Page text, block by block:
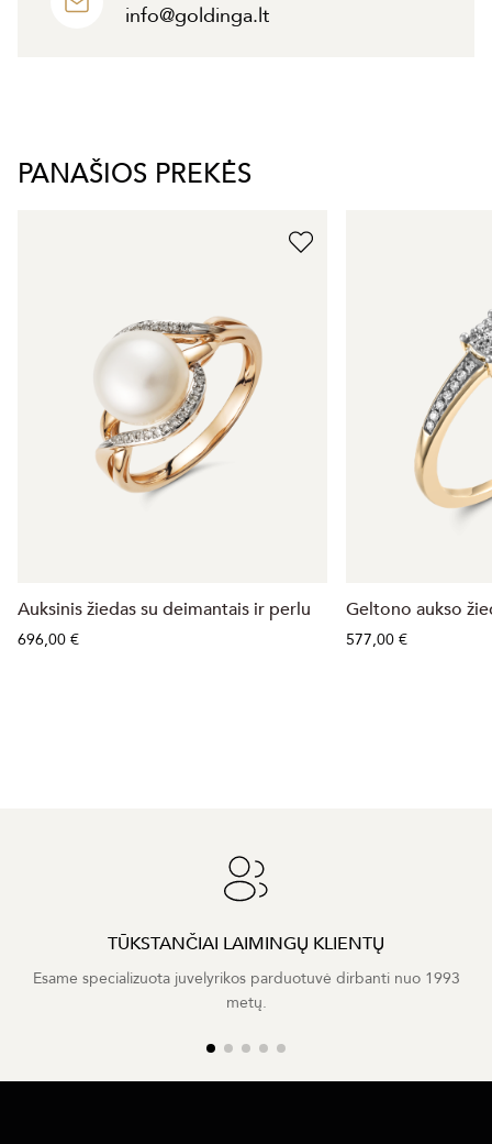
info@goldinga.lt
PANAŠIOS PREKĖS
Auksinis žiedas su deimantais ir perlu
696,00 €
Geltono aukso
577,00 €
TŪKSTANČIAI LAIMINGŲ KLIENTŲ
Esame specializuota juvelyrikos parduotuvė dirbanti nuo 1993
metų.